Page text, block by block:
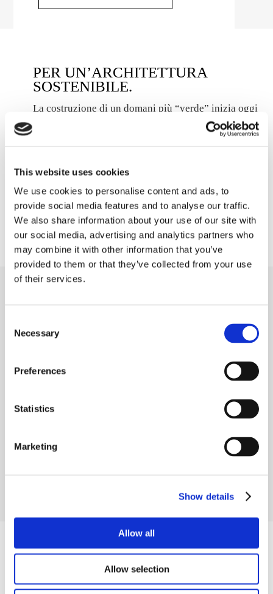
This website uses cookies
We use cookies to personalise content and ads, to
provide social media features and to analyse our traffic.
We also share information about your use of our site with
our social media, advertising and analytics partners who
may combine it with other information that you’ve
provided to them or that they’ve collected from your use
of their services.
Selection
Necessary
Preferences
Statistics
Marketing
Show details
Allow all
Allow selection
PER UN’ARCHITETTURA
SOSTENIBILE.
La costruzione di un domani più “verde” inizia oggi
con la scelta di materiali intelligenti, in grado di
soddisfare le esigenze quotidiane delle persone e
SCOPRI LE OPZIONI HI-TECH
KNOW-HOW.
produzione di mattoni di vetro per applicazioni di
PERFETTA FUSIONE TRA
SCIENZA E ARTE.